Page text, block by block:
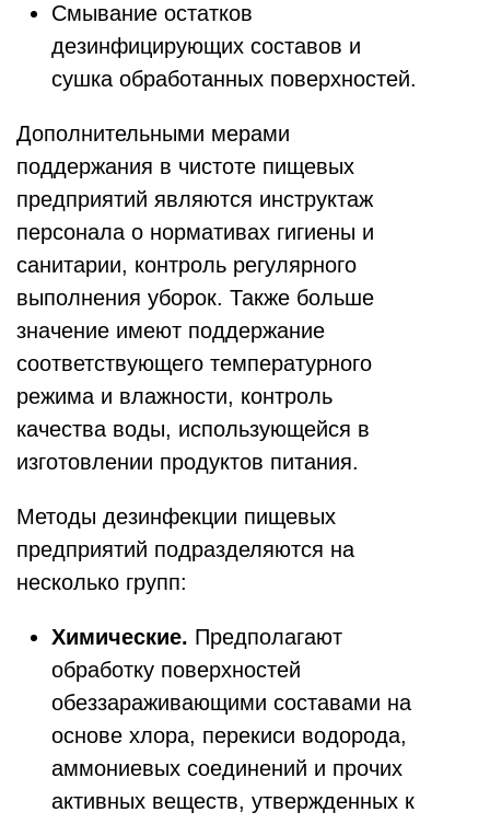
Смывание остатков
дезинфицирующих составов и
сушка обработанных поверхностей.
Дополнительными мерами
поддержания в чистоте пищевых
предприятий являются инструктаж
персонала о нормативах гигиены и
санитарии, контроль регулярного
выполнения уборок. Также больше
значение имеют поддержание
соответствующего температурного
режима и влажности, контроль
качества воды, использующейся в
изготовлении продуктов питания.
Методы дезинфекции пищевых
предприятий подразделяются на
несколько групп:
Химические. Предполагают
обработку поверхностей
обеззараживающими составами на
основе хлора, перекиси водорода,
аммониевых соединений и прочих
активных веществ, утвержденных к